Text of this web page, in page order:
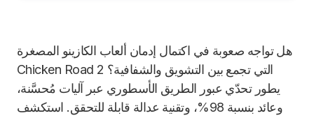
هل تواجه صعوبة في اكتمال إدمان ألعاب الكازينو المصغرة
التي تجمع بين التشويق والشفافية؟ Chicken Road 2
يطور تحدّي عبور الطريق الأسطوري عبر آليات مُحسَّنة،
وعائد بنسبة 98%، وتقنية عدالة قابلة للتحقق. استكشف